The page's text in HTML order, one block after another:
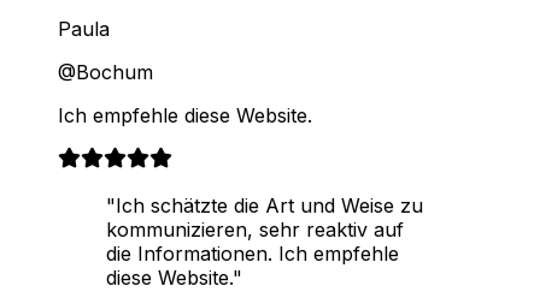
Paula
@Bochum
Ich empfehle diese Website.
"Ich schätzte die Art und Weise zu
kommunizieren, sehr reaktiv auf
die Informationen. Ich empfehle
diese Website."